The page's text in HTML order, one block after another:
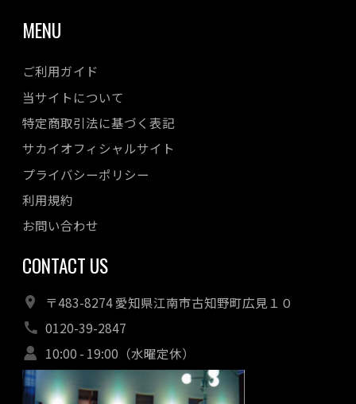
MENU
ご利用ガイド
当サイトについて
特定商取引法に基づく表記
サカイオフィシャルサイト
プライバシーポリシー
利用規約
お問い合わせ
CONTACT US
〒483-8274 愛知県江南市古知野町広見１０
0120-39-2847
10:00 - 19:00（水曜定休）